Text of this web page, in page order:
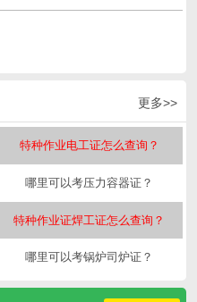
更多>>
特种作业电工证怎么查询？
哪里可以考压力容器证？
特种作业证焊工证怎么查询？
哪里可以考锅炉司炉证？